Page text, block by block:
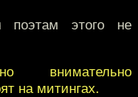
поэтам этого не
внимательно
на митингах.